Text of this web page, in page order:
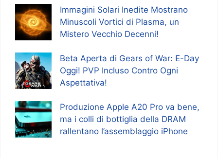
Immagini Solari Inedite Mostrano
Minuscoli Vortici di Plasma, un
Mistero Vecchio Decenni!
Beta Aperta di Gears of War: E-Day
Oggi! PVP Incluso Contro Ogni
Aspettativa!
Produzione Apple A20 Pro va bene,
ma i colli di bottiglia della DRAM
rallentano l’assemblaggio iPhone